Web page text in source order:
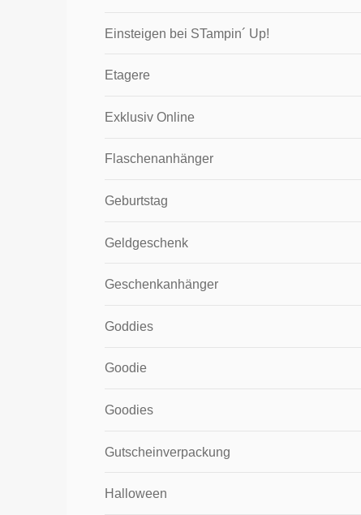
Einsteigen bei STampin´ Up!
Etagere
Exklusiv Online
Flaschenanhänger
Geburtstag
Geldgeschenk
Geschenkanhänger
Goddies
Goodie
Goodies
Gutscheinverpackung
Halloween